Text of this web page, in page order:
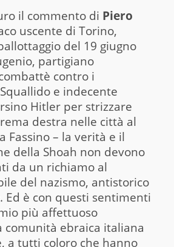
il commento di Piero
uscente di Torino,
del 19 giugno
partigiano
contro i
e indecente
Hitler per strizzare
destra nelle città al
Fassino – la verità e il
della Shoah non devono
da un richiamo al
del nazismo, antistorico
Ed è con questi sentimenti
più affettuoso
comunità ebraica italiana
a tutti coloro che hanno